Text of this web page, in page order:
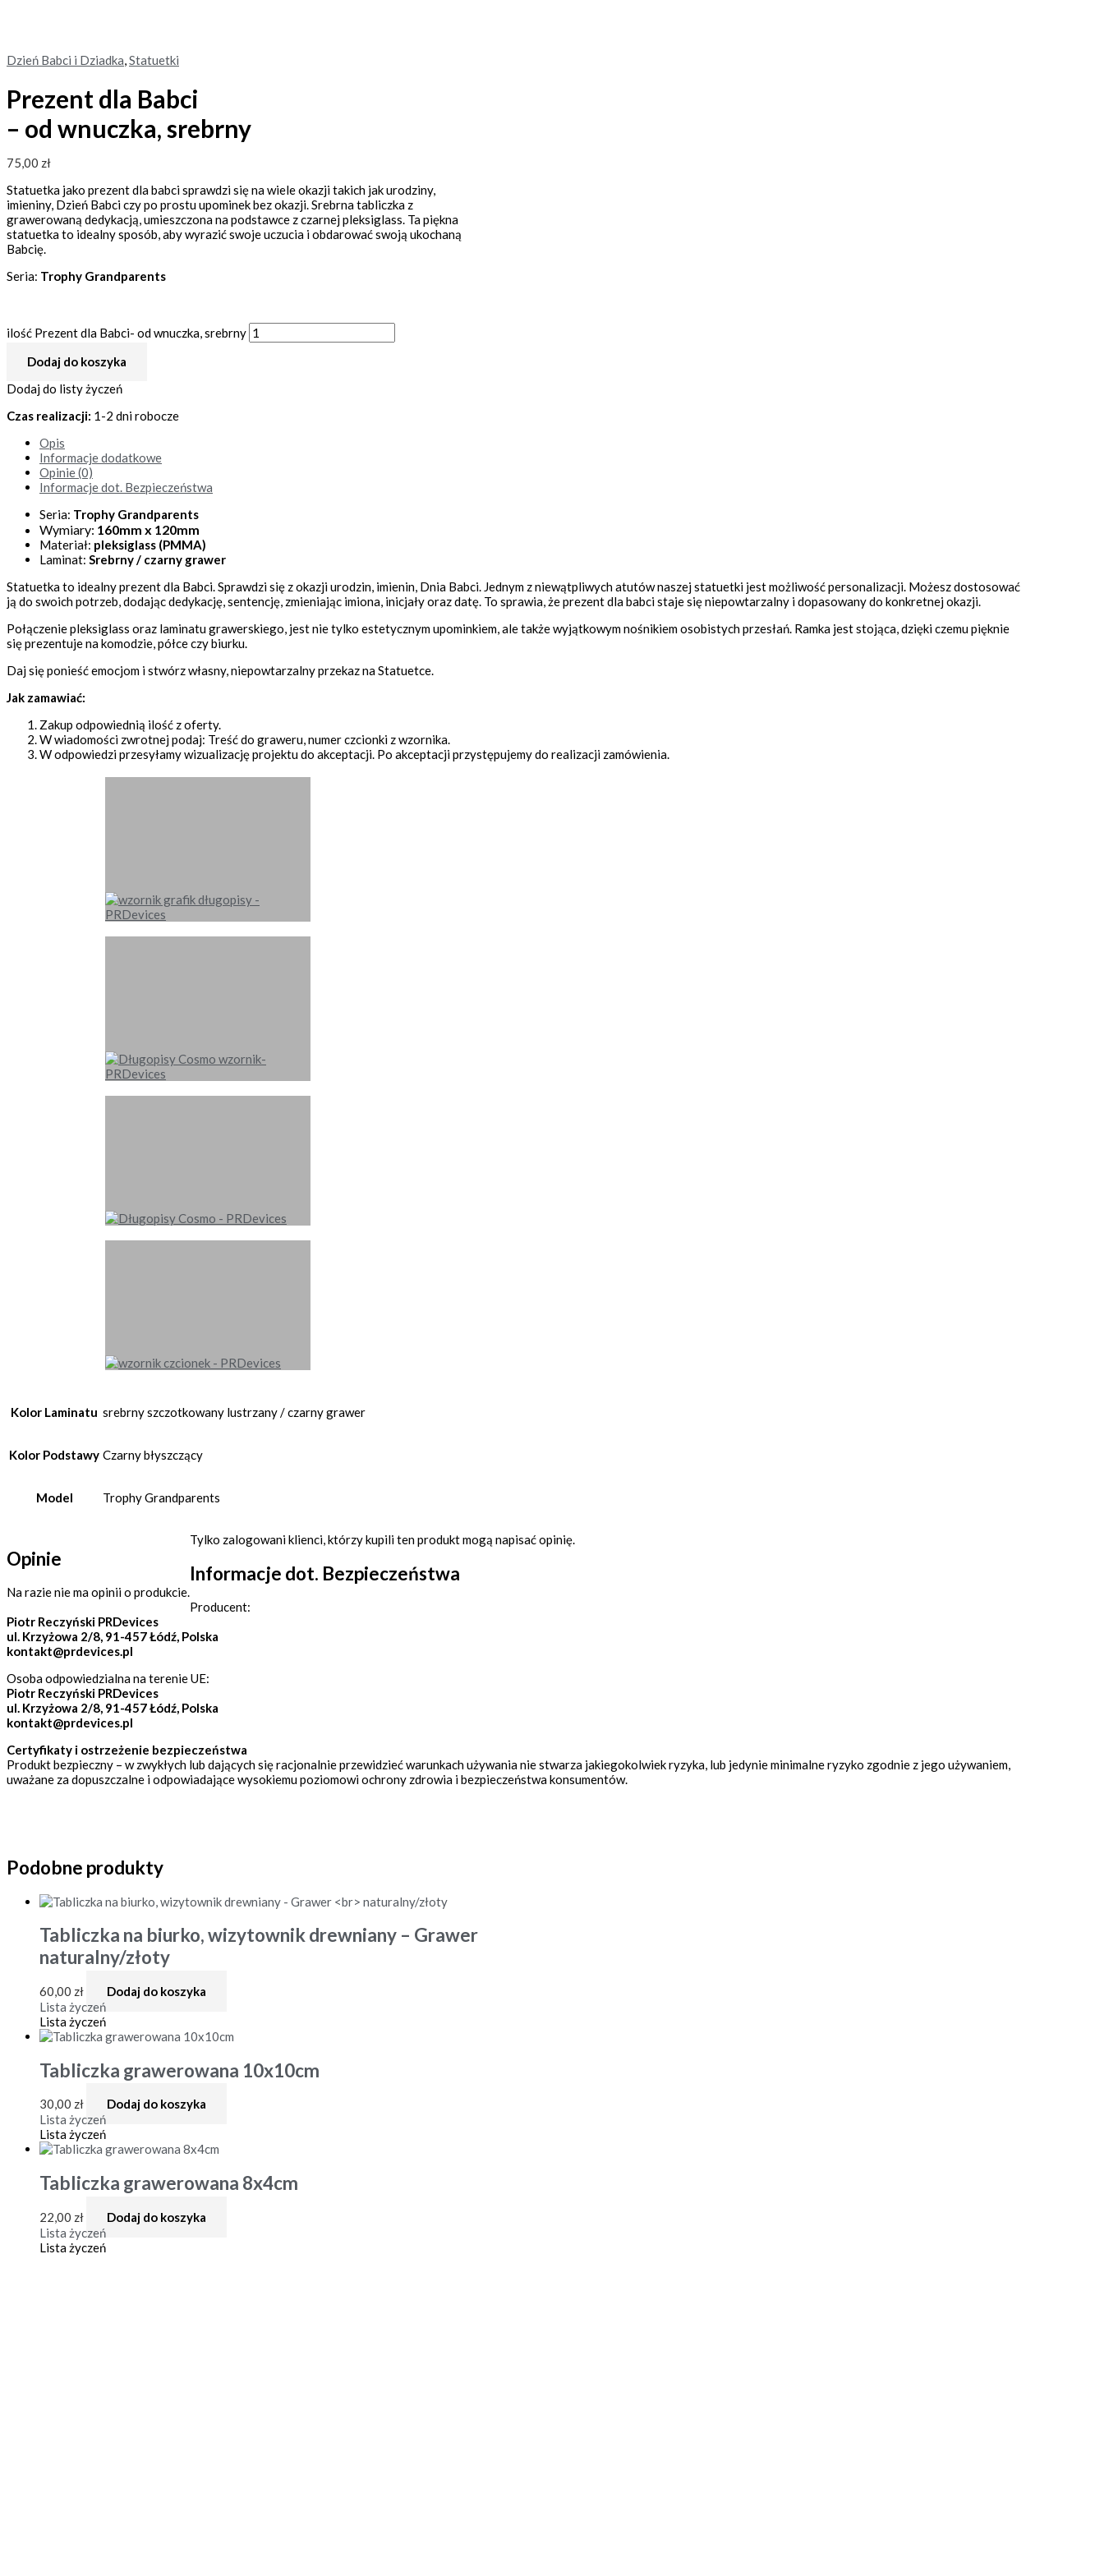
Dzień Babci i Dziadka,Statuetki
Prezent dla Babci
– od wnuczka, srebrny
75,00 zł
Statuetka jako prezent dla babci sprawdzi się na wiele okazji takich jak urodziny,
imieniny, Dzień Babci czy po prostu upominek bez okazji. Srebrna tabliczka z
grawerowaną dedykacją, umieszczona na podstawce z czarnej pleksiglass. Ta piękna
statuetka to idealny sposób, aby wyrazić swoje uczucia i obdarować swoją ukochaną
Babcię.
Seria: Trophy Grandparents
ilość Prezent dla Babci- od wnuczka, srebrny
Dodaj do koszyka
Dodaj do listy życzeń
Czas realizacji: 1-2 dni robocze
Opis
Informacje dodatkowe
Opinie (0)
Informacje dot. Bezpieczeństwa
Seria: Trophy Grandparents
Wymiary: 160mm x 120mm
Materiał: pleksiglass (PMMA)
Laminat: Srebrny / czarny grawer
Statuetka to idealny prezent dla Babci. Sprawdzi się z okazji urodzin, imienin, Dnia Babci. Jednym z niewątpliwych atutów naszej statuetki jest możliwość personalizacji. Możesz dostosować
ją do swoich potrzeb, dodając dedykację, sentencję, zmieniając imiona, inicjały oraz datę. To sprawia, że prezent dla babci staje się niepowtarzalny i dopasowany do konkretnej okazji.
Połączenie pleksiglass oraz laminatu grawerskiego, jest nie tylko estetycznym upominkiem, ale także wyjątkowym nośnikiem osobistych przesłań. Ramka jest stojąca, dzięki czemu pięknie
się prezentuje na komodzie, półce czy biurku.
Daj się ponieść emocjom i stwórz własny, niepowtarzalny przekaz na Statuetce.
Jak zamawiać:
Zakup odpowiednią ilość z oferty.
W wiadomości zwrotnej podaj: Treść do graweru, numer czcionki z wzornika.
W odpowiedzi przesyłamy wizualizację projektu do akceptacji. Po akceptacji przystępujemy do realizacji zamówienia.
Kolor Laminatu srebrny szczotkowany lustrzany / czarny grawer
Kolor Podstawy Czarny błyszczący
Model Trophy Grandparents
Opinie
Na razie nie ma opinii o produkcie.
Tylko zalogowani klienci, którzy kupili ten produkt mogą napisać opinię.
Informacje dot. Bezpieczeństwa
Producent:
Piotr Reczyński PRDevices
ul. Krzyżowa 2/8, 91-457 Łódź, Polska
kontakt@prdevices.pl
Osoba odpowiedzialna na terenie UE:
Piotr Reczyński PRDevices
ul. Krzyżowa 2/8, 91-457 Łódź, Polska
kontakt@prdevices.pl
Certyfikaty i ostrzeżenie bezpieczeństwa
Produkt bezpieczny – w zwykłych lub dających się racjonalnie przewidzieć warunkach używania nie stwarza jakiegokolwiek ryzyka, lub jedynie minimalne ryzyko zgodnie z jego używaniem,
uważane za dopuszczalne i odpowiadające wysokiemu poziomowi ochrony zdrowia i bezpieczeństwa konsumentów.
Podobne produkty
Tabliczka na biurko, wizytownik drewniany – Grawer
naturalny/złoty
60,00 zł
Dodaj do koszyka
Lista życzeń
Lista życzeń
Tabliczka grawerowana 10x10cm
30,00 zł
Dodaj do koszyka
Lista życzeń
Lista życzeń
Tabliczka grawerowana 8x4cm
22,00 zł
Dodaj do koszyka
Lista życzeń
Lista życzeń